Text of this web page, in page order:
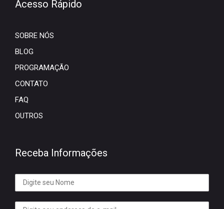
Acesso Rápido
SOBRE NÓS
BLOG
PROGRAMAÇÃO
CONTATO
FAQ
OUTROS
Receba Informações